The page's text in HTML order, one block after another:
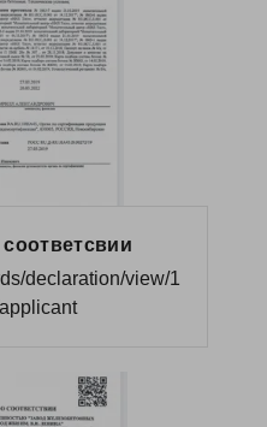
declaration/view/1